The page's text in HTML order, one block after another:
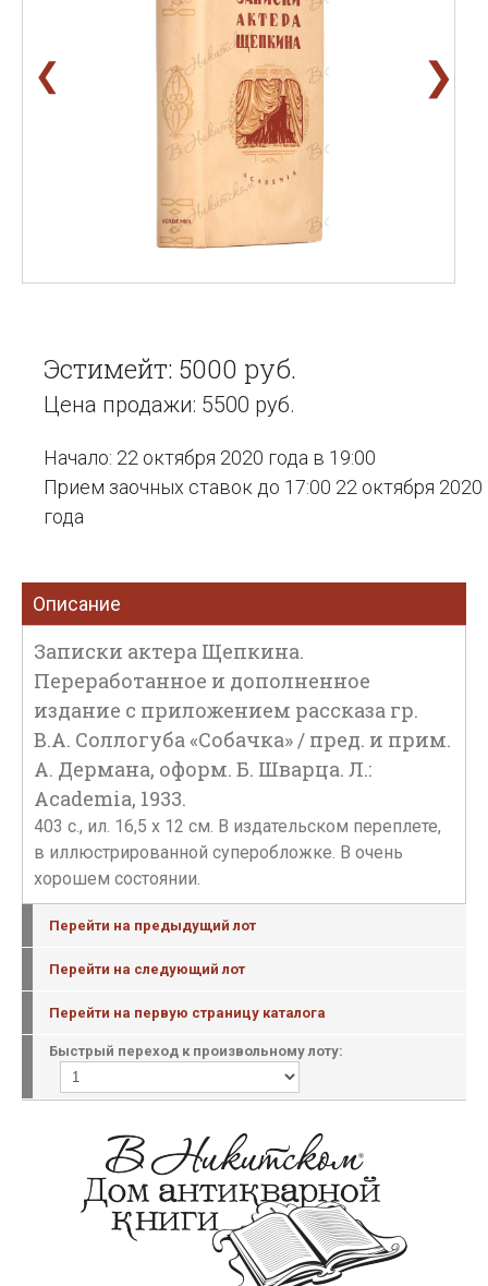
❮ ❯
Эстимейт: 5000 руб.
Цена продажи: 5500 руб.
Начало: 22 октября 2020 года в 19:00
Прием заочных ставок до 17:00 22 октября 2020
года
Описание
Записки актера Щепкина.
Переработанное и дополненное
издание с приложением рассказа гр.
В.А. Соллогуба «Собачка» / пред. и прим.
А. Дермана, оформ. Б. Шварца. Л.:
Academia, 1933.
403 с., ил. 16,5 х 12 см. В издательском переплете,
в иллюстрированной суперобложке. В очень
хорошем состоянии.
Перейти на предыдущий лот
Перейти на следующий лот
Перейти на первую страницу каталога
Быстрый переход к произвольному лоту: